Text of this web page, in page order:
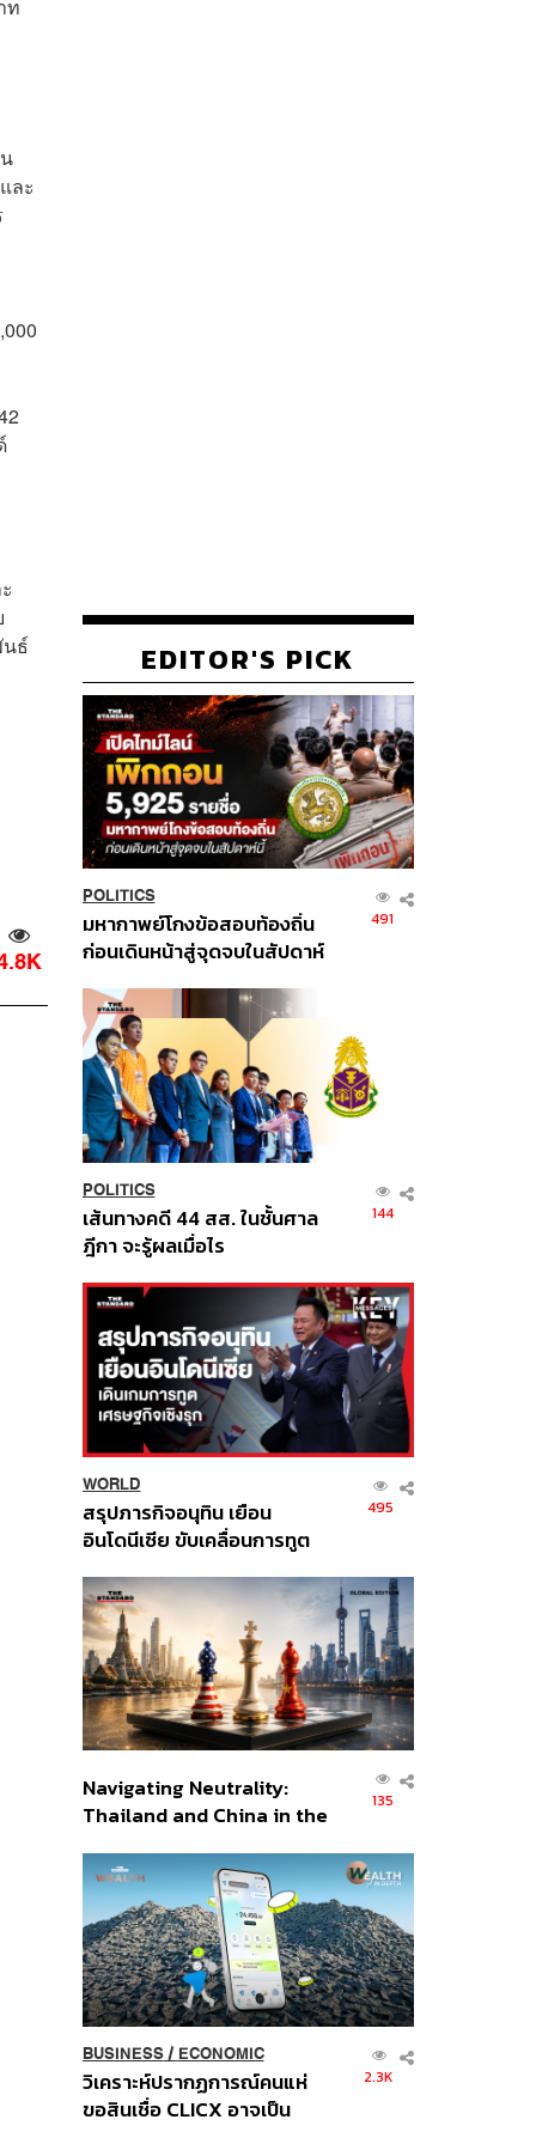
ท
ละ
ธ์
EDITOR'S PICK
POLITICS
มหากาพย์โกงข้อสอบท้องถิ่น
ก่อนเดินหน้าสู่จุดจบในสัปดาห์
491
POLITICS
เส้นทางคดี 44 สส. ในชั้นศาล
ฎีกา จะรู้ผลเมื่อไร
144
WORLD
สรุปภารกิจอนุทิน เยือน
อินโดนีเซีย ขับเคลื่อนการทูต
ส่วนยุทธศาสตร์ไทย –
อินโดนีเซีย
495
Navigating Neutrality:
Thailand and China in the
Order
135
BUSINESS/ ECONOMIC
วิเคราะห์ปรากฏการณ์คนแห่
ขอสินเชื่อ CLICX อาจเป็น
2.3K